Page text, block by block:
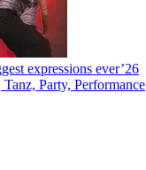
expressions ever’26
Party, Performance